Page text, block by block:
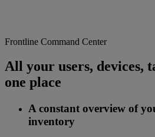
Frontline Command Center
All your users, devices,
one place
A constant overview of
inventory